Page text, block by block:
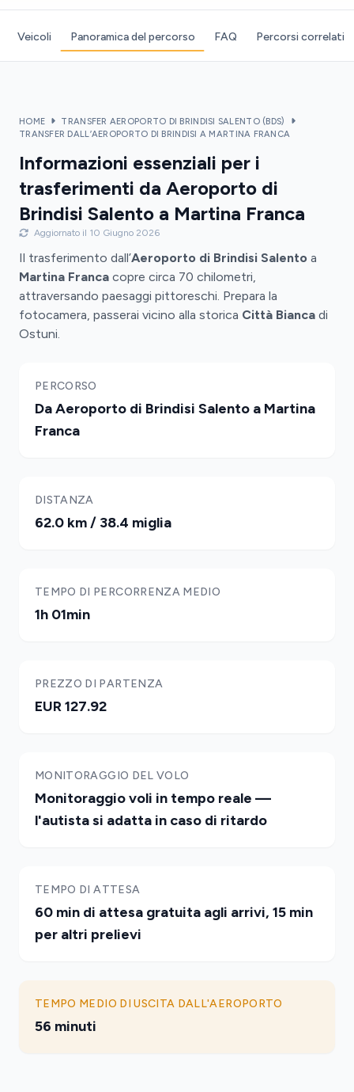
Veicoli Panoramica del percorso FAQ Percorsi correlati
HOME
TRANSFER AEROPORTO DI BRINDISI SALENTO (BDS)
TRANSFER DALL’AEROPORTO DI BRINDISI A MARTINA FRANCA
Informazioni essenziali per i
trasferimenti da Aeroporto di
Brindisi Salento a Martina Franca
Aggiornato il 10 Giugno 2026
Il trasferimento dall’Aeroporto di Brindisi Salento a
Martina Franca copre circa 70 chilometri,
attraversando paesaggi pittoreschi. Prepara la
fotocamera, passerai vicino alla storica Città Bianca di
Ostuni.
PERCORSO
Da Aeroporto di Brindisi Salento a Martina
Franca
DISTANZA
62.0 km / 38.4 miglia
TEMPO DI PERCORRENZA MEDIO
1h 01min
PREZZO DI PARTENZA
EUR 127.92
MONITORAGGIO DEL VOLO
Monitoraggio voli in tempo reale —
l'autista si adatta in caso di ritardo
TEMPO DI ATTESA
60 min di attesa gratuita agli arrivi, 15 min
per altri prelievi
TEMPO MEDIO DI USCITA DALL'AEROPORTO
56 minuti